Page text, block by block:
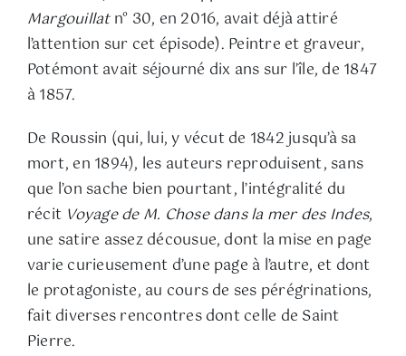
Margouillatn° 30, en 2016, avait déjà attiré
l’attention sur cet épisode). Peintre et graveur,
Potémont avait séjourné dix ans sur l’île, de 1847
à 1857.
De Roussin (qui, lui, y vécut de 1842 jusqu’à sa
mort, en 1894), les auteurs reproduisent, sans
que l’on sache bien pourtant, l’intégralité du
récit Voyage de M. Chose dans la mer des Indes,
une satire assez décousue, dont la mise en page
varie curieusement d’une page à l’autre, et dont
le protagoniste, au cours de ses pérégrinations,
fait diverses rencontres dont celle de Saint
Pierre.